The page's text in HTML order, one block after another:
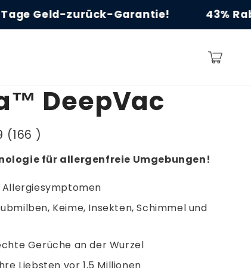
43% Rabatt Baldiges Ende! 60
Warenkorb
DeepVac
(166 )
für allergenfreie Umgebungen!
Allergiesymptomen
Keime, Insekten, Schimmel und
Gerüche an der Wurzel